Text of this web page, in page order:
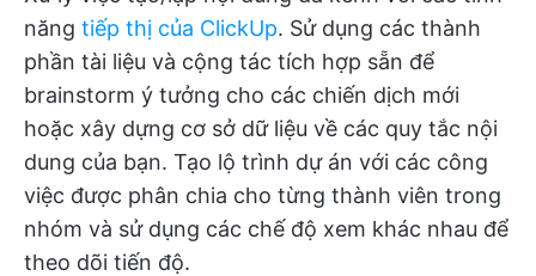
năng tiếp thị của ClickUp. Sử dụng các thành
phần tài liệu và cộng tác tích hợp sẵn để
brainstorm ý tưởng cho các chiến dịch mới
hoặc xây dựng cơ sở dữ liệu về các quy tắc nội
dung của bạn. Tạo lộ trình dự án với các công
việc được phân chia cho từng thành viên trong
nhóm và sử dụng các chế độ xem khác nhau để
theo dõi tiến độ.